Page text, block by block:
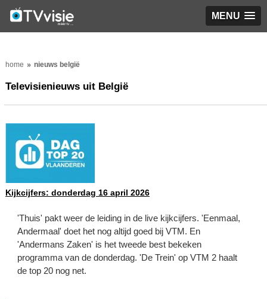
MENU
home nieuws belgië
Televisienieuws uit België
Kijkcijfers: donderdag 16 april 2026
'Thuis' pakt weer de leiding in de live kijkcijfers. 'Eenmaal,
Andermaal' doet het nog altijd goed bij VTM. En
'Andermans Zaken' is het tweede best bekeken
programma van de donderdag. 'De Trein' op VTM 2 haalt
de top 20 nog net.